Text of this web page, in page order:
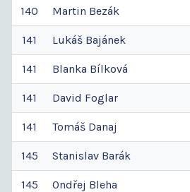
140 Martin Bezák
141 Lukáš Bajánek
141 Blanka Bílková
141 David Foglar
141 Tomáš Danaj
145 Stanislav Barák
145 Ondřej Bleha